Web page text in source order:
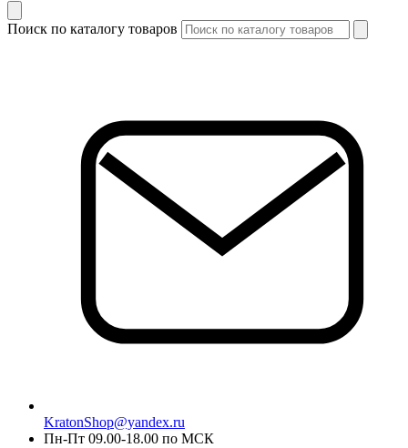
Поиск по каталогу товаров
KratonShop@yandex.ru
Пн-Пт 09.00-18.00 по МСК